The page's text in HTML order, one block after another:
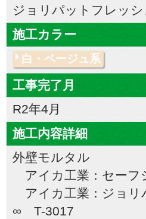
ジョリパットフレッ
施工カラー
白・ベージュ系
工事完了月
R2年4月
施工内容詳細
外壁モルタル
アイカ工業：セーフ
アイカ工業：ジョリ
∞ T-3017